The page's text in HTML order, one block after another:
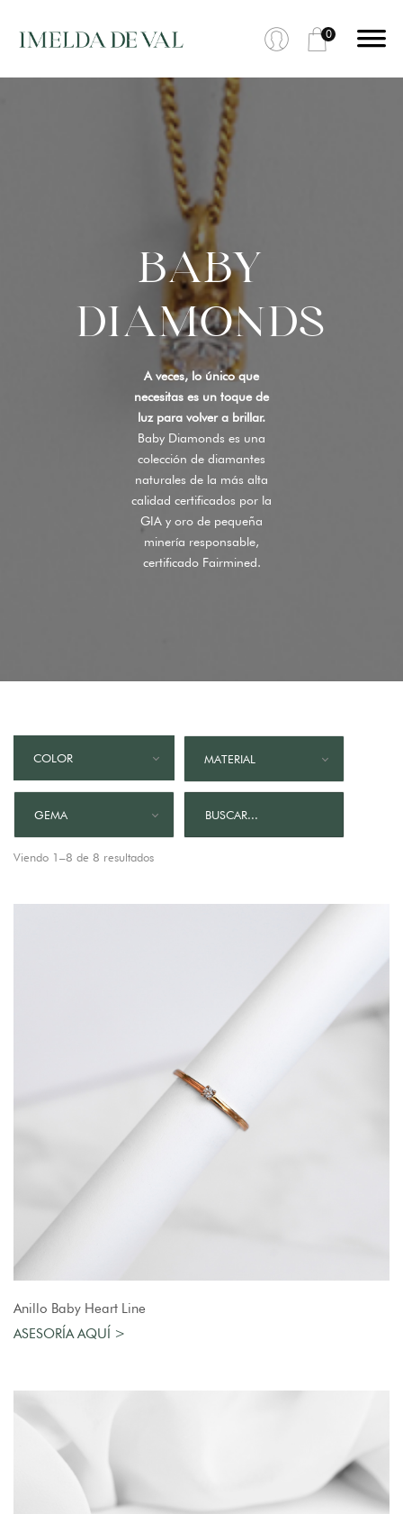
0
BABY
DIAMONDS
A veces, lo único que
necesitas es un toque de
luz para volver a brillar.
Baby Diamonds es una
colección de diamantes
naturales de la más alta
calidad certificados por la
GIA y oro de pequeña
minería responsable,
certificado Fairmined.
COLOR MATERIAL
GEMA
Viendo 1–8 de 8 resultados
Anillo Baby Heart Line
ASESORÍA AQUÍ >